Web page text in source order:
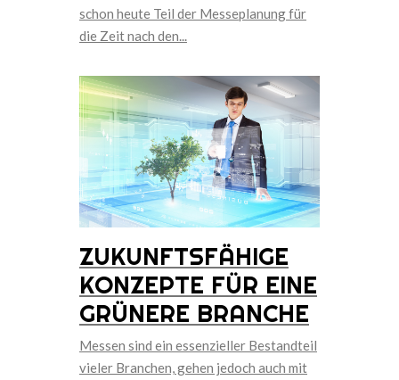
schon heute Teil der Messeplanung für
die Zeit nach den...
ZUKUNFTSFÄHIGE
KONZEPTE FÜR EINE
GRÜNERE BRANCHE
Messen sind ein essenzieller Bestandteil
vieler Branchen, gehen jedoch auch mit